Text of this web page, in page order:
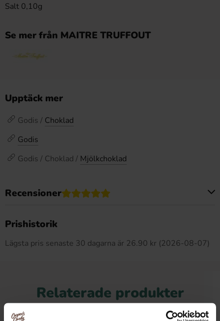
Salt 0,10g
Se mer från MAITRE TRUFFOUT
Upptäck mer
Godis / Choklad
Godis
Godis / Choklad / Mjölkchoklad
Recensioner
Prishistorik
Lägsta pris senaste 30 dagarna är 26.90 kr (2026-08-07)
Relaterade produkter